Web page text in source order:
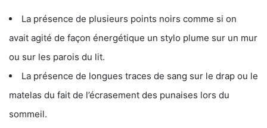
La présence de plusieurs points noirs comme si on
avait agité de façon énergétique un stylo plume sur un mur
ou sur les parois du lit.
La présence de longues traces de sang sur le drap ou le
matelas du fait de l’écrasement des punaises lors du
sommeil.